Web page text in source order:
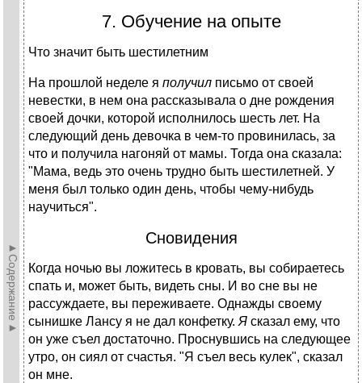
►Содержание►
7. Обучение на опыте
Что значит быть шестилетним
На прошлой неделе я получил письмо от своей
невестки, в нем она рассказывала о дне рождения
своей дочки, которой исполнилось шесть лет. На
следующий день девочка в чем-то провинилась, за
что и получила нагоняй от мамы. Тогда она сказала:
"Мама, ведь это очень трудно быть шестилетней. У
меня был только один день, чтобы чему-нибудь
научиться".
Сновидения
Когда ночью вы ложитесь в кровать, вы собираетесь
спать и, может быть, видеть сны. И во сне вы не
рассуждаете, вы переживаете. Однажды своему
сынишке Лансу я не дал конфетку. Я сказал ему, что
он уже съел достаточно. Проснувшись на следующее
утро, он сиял от счастья. "Я съел весь кулек", сказал
он мне.